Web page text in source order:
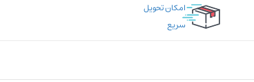
امکان تحویل
سریع